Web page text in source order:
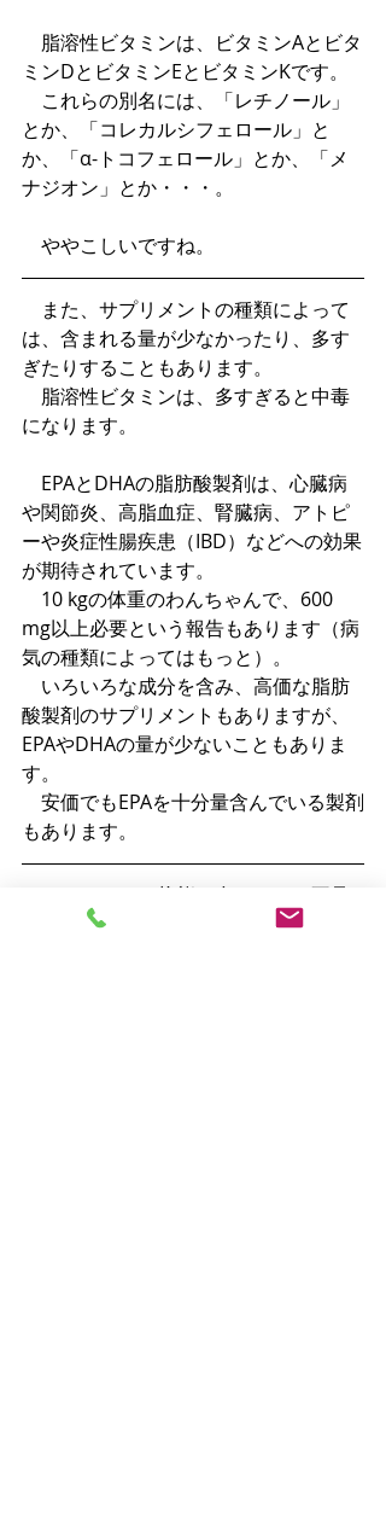
脂溶性ビタミンは、ビタミンAとビタ
ミンDとビタミンEとビタミンKです。
これらの別名には、「レチノール」
とか、「コレカルシフェロール」と
か、「α-トコフェロール」とか、「メ
ナジオン」とか・・・。
ややこしいですね。
また、サプリメントの種類によって
は、含まれる量が少なかったり、多す
ぎたりすることもあります。
脂溶性ビタミンは、多すぎると中毒
になります。
EPAとDHAの脂肪酸製剤は、心臓病
や関節炎、高脂血症、腎臓病、アトピ
ーや炎症性腸疾患（IBD）などへの効果
が期待されています。
10 kgの体重のわんちゃんで、600
mg以上必要という報告もあります（病
気の種類によってはもっと）。
いろいろな成分を含み、高価な脂肪
酸製剤のサプリメントもありますが、
EPAやDHAの量が少ないこともありま
す。
安価でもEPAを十分量含んでいる製剤
もあります。
わんちゃんの状態に合わせて（不足
していたり、病気のとき）、これら製